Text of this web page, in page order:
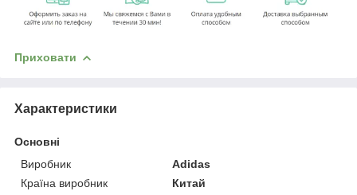
Приховати
Характеристики
Основні
Виробник
Adidas
Країна виробник
Китай